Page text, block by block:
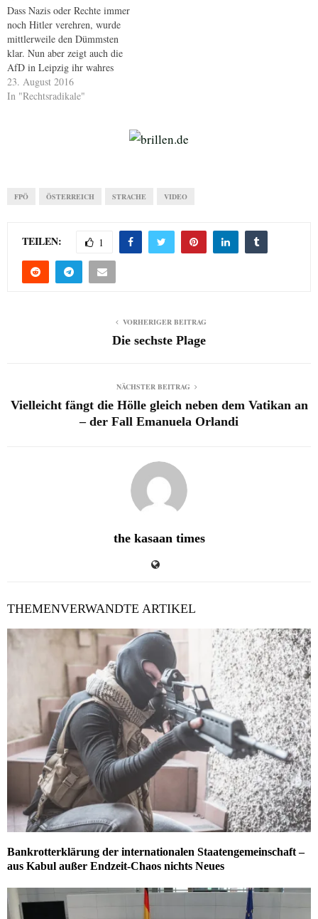
Dass Nazis oder Rechte immer
noch Hitler verehren, wurde
mittlerweile den Dümmsten
klar. Nun aber zeigt auch die
AfD in Leipzig ihr wahres
Gesicht. Sie zeigt Flagge. AH
ist klar und steht wahrscheinlich
Buchstaben 1 und 8, die für den
23. August 2016
In "Rechtsradikale"
FPÖ ÖSTERREICH STRACHE VIDEO
TEILEN: 1
VORHERIGER BEITRAG
Die sechste Plage
NÄCHSTER BEITRAG
Vielleicht fängt die Hölle gleich neben dem Vatikan an
– der Fall Emanuela Orlandi
the kasaan times
THEMENVERWANDTE ARTIKEL
Bankrotterklärung der internationalen Staatengemeinschaft –
aus Kabul außer Endzeit-Chaos nichts Neues